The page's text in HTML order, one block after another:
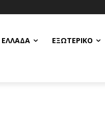
ΕΛΛΆΔΑ ΕΞΩΤΕΡΙΚΌ